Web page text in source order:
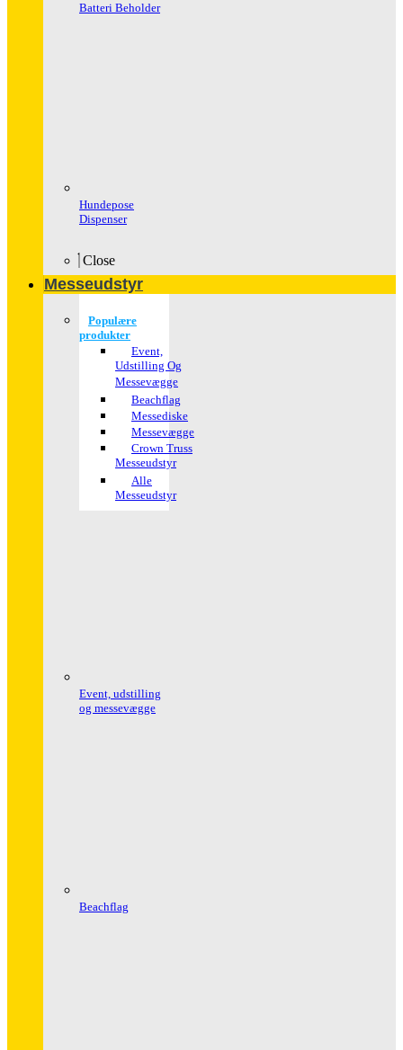
Batteri Beholder
Hundepose
Dispenser
Close
Messeudstyr
Populære
produkter
Event,
Udstilling Og
Messevægge
Beachflag
Messediske
Messevægge
Crown Truss
Messeudstyr
Alle
Messeudstyr
Event, udstilling
og messevægge
Beachflag